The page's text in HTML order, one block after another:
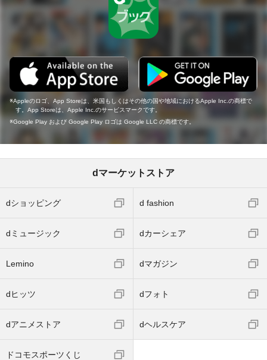
Appleのロゴ、App Storeは、米国もしくはその他の国や地域におけるApple Inc.の商標で
す。App Storeは、Apple Inc.のサービスマークです。
Google Play および Google Play ロゴは Google LLC の商標です。
dマーケットストア
dショッピング d fashion
dミュージック dカーシェア
Lemino dマガジン
dヒッツ dフォト
dアニメストア dヘルスケア
ドコモスポーツくじ